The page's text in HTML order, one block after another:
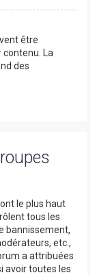
être
contenu. La
des
le plus haut
tous les
bannissement,
etc.,
a attribuées
avoir toutes les